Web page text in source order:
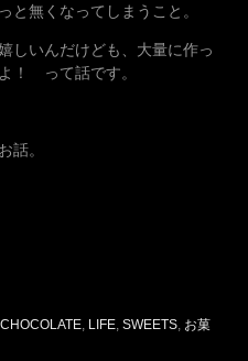
と無くなってしまうこと。
しいんだけども、大量に作っ
！ って話です。
話。
CHOCOLATE, LIFE, SWEETS, お菓